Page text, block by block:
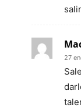
27